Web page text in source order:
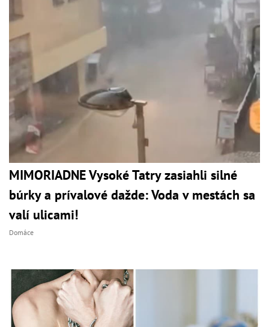
MIMORIADNE Vysoké Tatry zasiahli silné
búrky a prívalové dažde: Voda v mestách sa
valí ulicami!
Domáce